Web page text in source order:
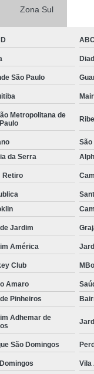
Zona Sul
São Paulo
Metropolitana de
São
da Serra
Retiro
Jardim
América
Club
Amaro
Pinheiros
Adhemar de
São Domingos
Vila